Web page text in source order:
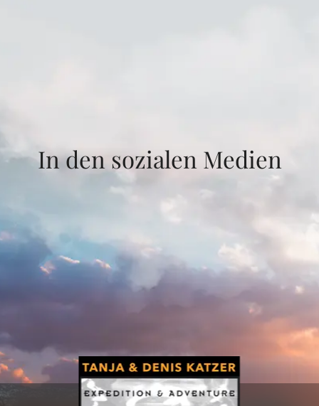
In den sozialen Medien